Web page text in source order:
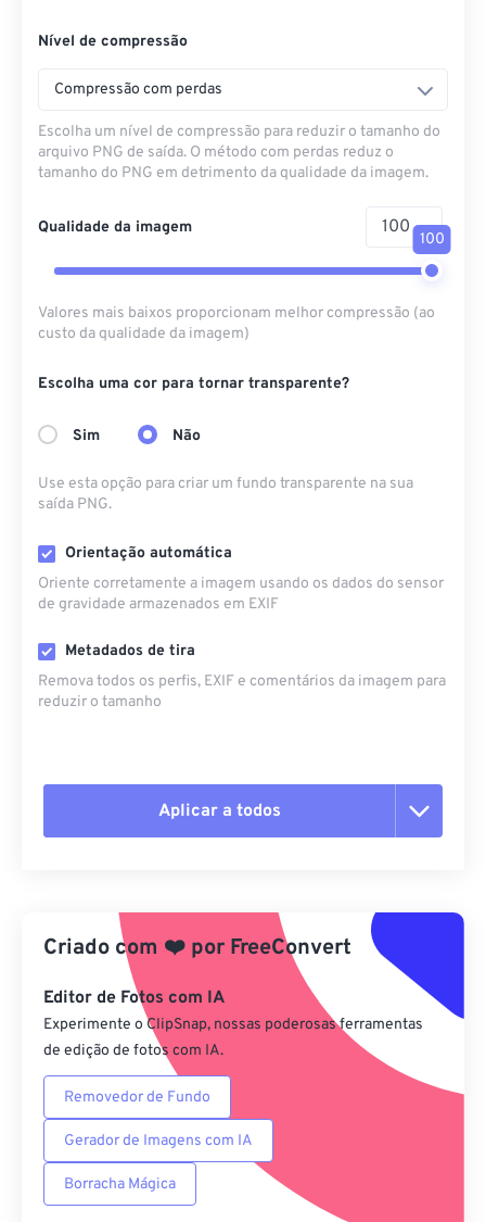
Nível de compressão
Compressão com perdas
Escolha um nível de compressão para reduzir o tamanho do
arquivo PNG de saída. O método com perdas reduz o
tamanho do PNG em detrimento da qualidade da imagem.
Qualidade da imagem
100
Valores mais baixos proporcionam melhor compressão (ao
custo da qualidade da imagem)
Escolha uma cor para tornar transparente?
Sim Não
Use esta opção para criar um fundo transparente na sua
saída PNG.
Orientação automática
Oriente corretamente a imagem usando os dados do sensor
de gravidade armazenados em EXIF
Metadados de tira
Remova todos os perfis, EXIF ​​e comentários da imagem para
reduzir o tamanho
Aplicar a todos
Aplicar a partir da predefinição
Salvar como predefinição
Criado com ❤️ por FreeConvert
Editor de Fotos com IA
Experimente o ClipSnap, nossas poderosas ferramentas
de edição de fotos com IA.
Removedor de Fundo
Gerador de Imagens com IA
Borracha Mágica